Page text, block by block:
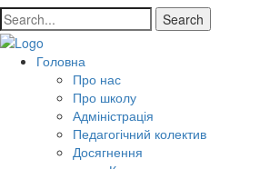
Search
Головна
Про нас
Про школу
Адміністрація
Педагогічний колектив
Досягнення